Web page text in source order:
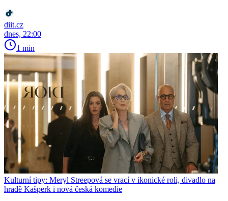
diit.cz
dnes, 22:00
1 min
Kulturní tipy: Meryl Streepová se vrací v ikonické roli, divadlo na
hradě Kašperk i nová česká komedie